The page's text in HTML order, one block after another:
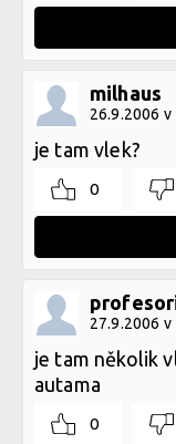
milhaus
26.9.2006 v
je tam vlek?
0
27.9.2006 v
je tam několik
autama
0